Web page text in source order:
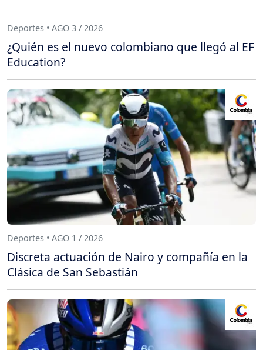
Deportes • AGO 3 / 2026
¿Quién es el nuevo colombiano que llegó al EF
Education?
Deportes • AGO 1 / 2026
Discreta actuación de Nairo y compañía en la
Clásica de San Sebastián